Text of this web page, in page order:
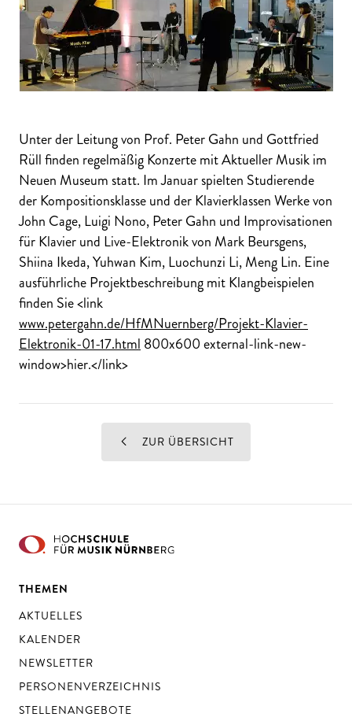
Unter der Leitung von Prof. Peter Gahn und Gottfried
Rüll finden regelmäßig Konzerte mit Aktueller Musik im
Neuen Museum statt. Im Januar spielten Studierende
der Kompositionsklasse und der Klavierklassen Werke von
John Cage, Luigi Nono, Peter Gahn und Improvisationen
für Klavier und Live-Elektronik von Mark Beursgens,
Shiina Ikeda, Yuhwan Kim, Luochunzi Li, Meng Lin. Eine
ausführliche Projektbeschreibung mit Klangbeispielen
finden Sie <link
www.petergahn.de/HfMNuernberg/Projekt-Klavier-
Elektronik-01-17.html 800x600 external-link-new-
window>hier.</link>
ZUR ÜBERSICHT
THEMEN
AKTUELLES
KALENDER
NEWSLETTER
PERSONENVERZEICHNIS
STELLENANGEBOTE